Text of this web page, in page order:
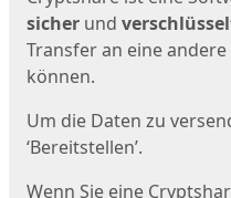
sicher und
Transfer an eine
können.
Um die Daten zu
‘Bereitstellen’.
Wenn Sie eine